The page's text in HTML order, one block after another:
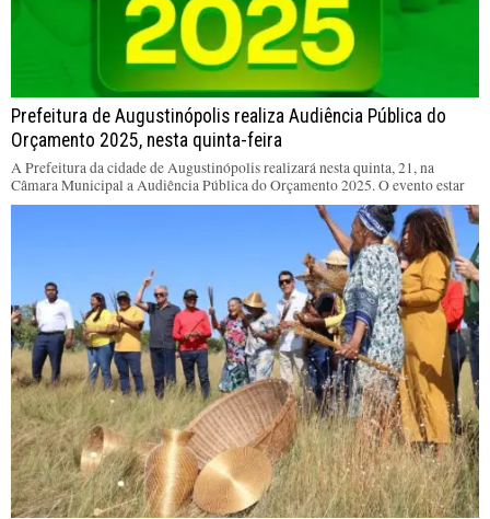
Prefeitura de Augustinópolis realiza Audiência Pública do
Orçamento 2025, nesta quinta-feira
A Prefeitura da cidade de Augustinópolis realizará nesta quinta, 21, na
Câmara Municipal a Audiência Pública do Orçamento 2025. O evento estar